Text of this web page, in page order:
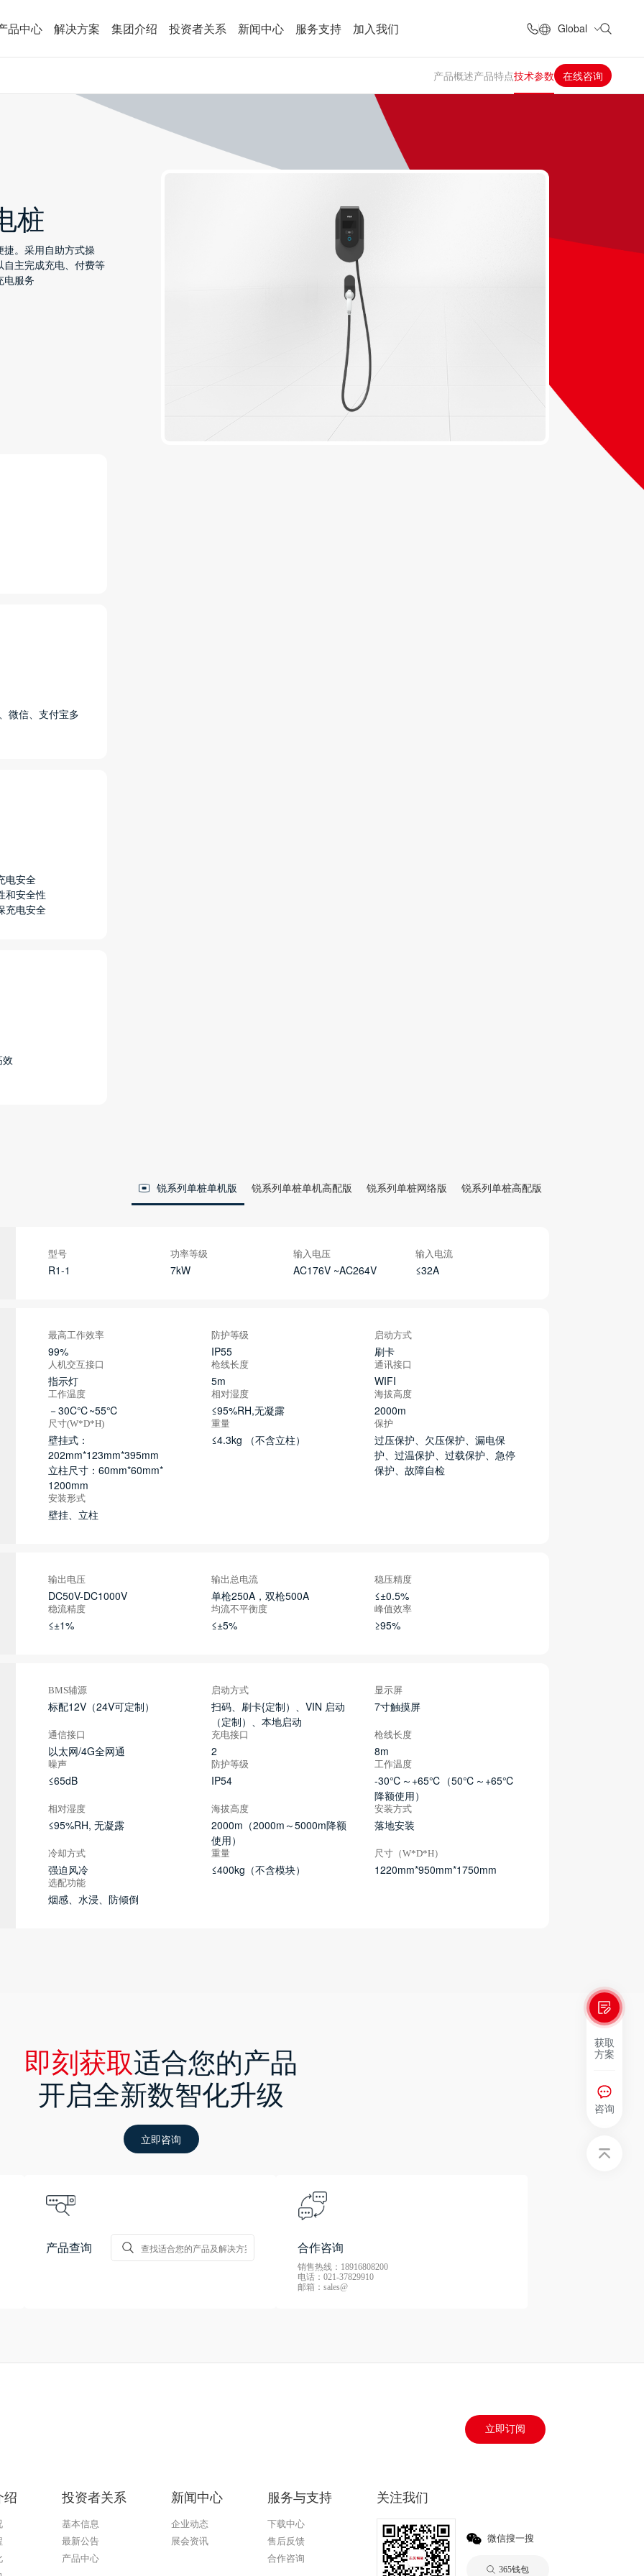
品中心 解决方案 集团介绍 投资者关系 新闻中心 服务支持 加入我们 Global
产品概述产品特点技术参数 在线咨询
桩
捷。采用自助方式操
自主完成充电、付费等
电服务
微信、支付宝多
电安全
和安全性
充电安全
效
锐系列单桩单机版 锐系列单桩单机高配版 锐系列单桩网络版 锐系列单桩高配版
型号
R1-1
功率等级
7kW
输入电压
AC176V ~AC264V
输入电流
≤32A
最高工作效率
99%
防护等级
IP55
启动方式
刷卡
人机交互接口
指示灯
枪线长度
5m
通讯接口
WIFI
工作温度
－30C℃~55℃
相对湿度
≤95%RH,无凝露
海拔高度
2000m
尺寸(W*D*H)
壁挂式：
202mm*123mm*395mm
立柱尺寸：60mm*60mm*
1200mm
重量
≤4.3kg （不含立柱）
保护
过压保护、欠压保护、漏电保
护、过温保护、过载保护、急停
保护、故障自检
安装形式
壁挂、立柱
输出电压
DC50V-DC1000V
输出总电流
单枪250A，双枪500A
稳压精度
≤±0.5%
稳流精度
≤±1%
均流不平衡度
≤±5%
峰值效率
≥95%
BMS辅源
标配12V（24V可定制）
启动方式
扫码、刷卡{定制）、VIN 启动
（定制）、本地启动
显示屏
7寸触摸屏
通信接口
以太网/4G全网通
充电接口
2
枪线长度
8m
噪声
≤65dB
防护等级
IP54
工作温度
-30℃～+65℃（50℃～+65℃
降额使用）
相对湿度
≤95%RH, 无凝露
海拔高度
2000m（2000m～5000m降额
使用）
安装方式
落地安装
冷却方式
强迫风冷
重量
≤400kg（不含模块）
尺寸（W*D*H）
1220mm*950mm*1750mm
选配功能
烟感、水浸、防倾倒
即刻获取适合您的产品
开启全新数智化升级
立即咨询
产品查询 合作咨询
销售热线：18916808200
电话：021-37829910
邮箱：sales@
获取
方案
咨询
立即订阅
绍 投资者关系
基本信息
最新公告
产品中心
新闻中心
企业动态
展会资讯
服务与支持
下载中心
售后反馈
合作咨询
关注我们
微信搜一搜
365钱包